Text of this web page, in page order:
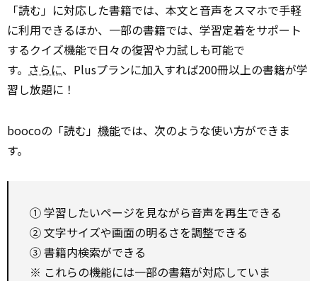
「読む」に対応した書籍では、本文と音声をスマホで手軽
に利用できるほか、一部の書籍では、学習定着をサポート
するクイズ機能で日々の復習や力試しも可能で
す。 さらに、Plusプランに加入すれば200冊以上の書籍が学
習し放題に！
boocoの「読む」 機能では、次のような使い方ができま
す。
① 学習したいページを見ながら音声を再生できる
② 文字サイズや画面の明るさを調整できる
③ 書籍内検索ができる
※ これらの機能には一部の書籍が対応していま